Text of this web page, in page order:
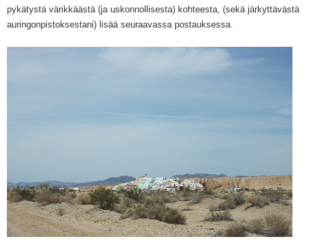
pykätystä värikkäästä (ja uskonnollisesta) kohteesta, (sekä järkyttävästä
auringonpistoksestani) lisää seuraavassa postauksessa.